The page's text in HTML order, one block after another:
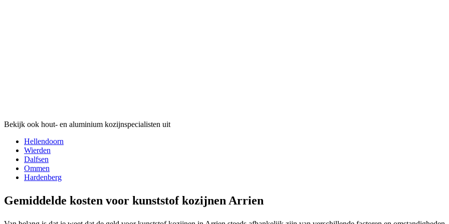
Bekijk ook hout- en aluminium kozijnspecialisten uit
Hellendoorn
Wierden
Dalfsen
Ommen
Hardenberg
Gemiddelde kosten voor kunststof kozijnen Arrien